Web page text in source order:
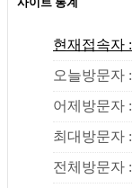
현재접속자 :
오늘방문자 :
어제방문자 :
최대방문자 :
전체방문자 :